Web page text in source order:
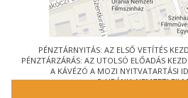
PÉNZTÁRNYITÁS: AZ ELSŐ VETÍTÉS
PÉNZTÁRZÁRÁS: AZ UTOLSÓ ELŐADÁS
A KÁVÉZÓ A MOZI NYITVATARTÁSI
© URÁNIA NEMZETI